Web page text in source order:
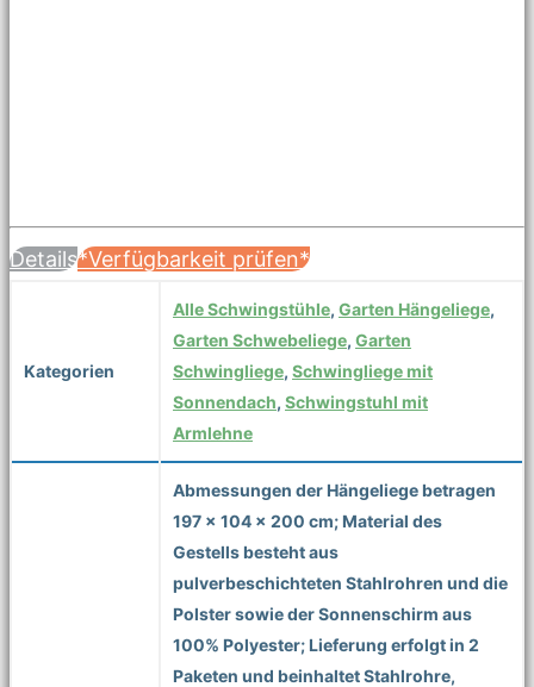
Details*Verfügbarkeit prüfen*
Kategorien
Alle Schwingstühle, Garten Hängeliege,
Garten Schwebeliege, Garten
Schwingliege, Schwingliege mit
Sonnendach, Schwingstuhl mit
Armlehne
Abmessungen der Hängeliege betragen
197 x 104 x 200 cm; Material des
Gestells besteht aus
pulverbeschichteten Stahlrohren und die
Polster sowie der Sonnenschirm aus
100% Polyester; Lieferung erfolgt in 2
Paketen und beinhaltet Stahlrohre,